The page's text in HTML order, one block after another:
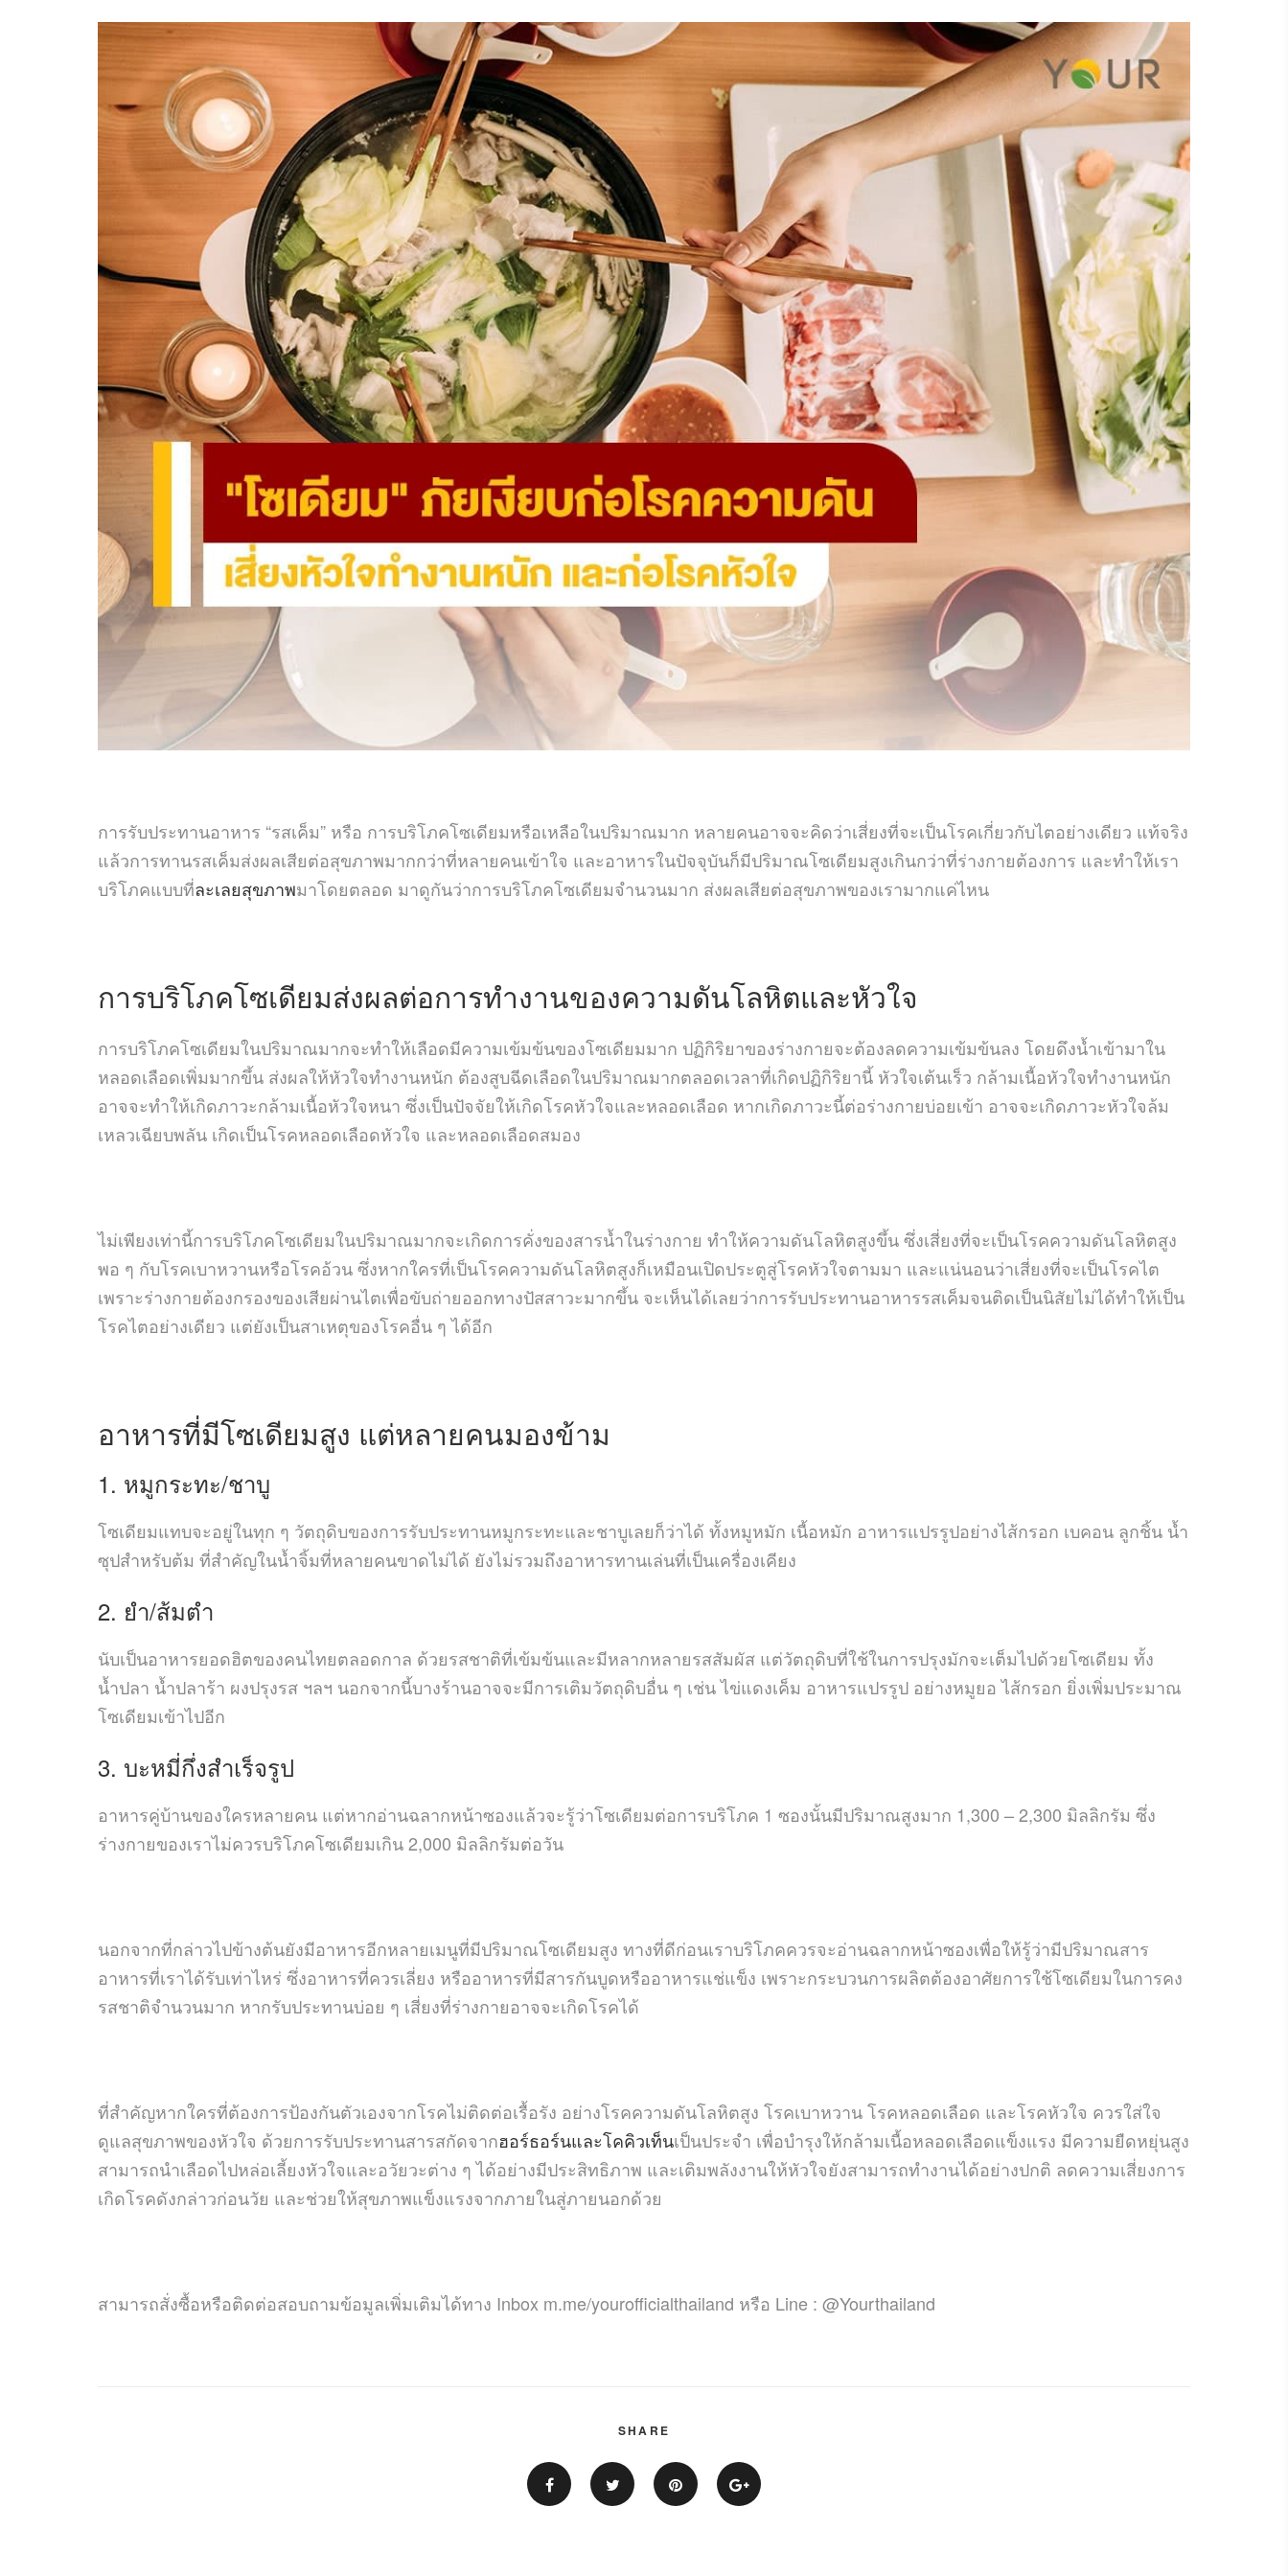
การรับประทานอาหาร “รสเค็ม” หรือ การบริโภคโซเดียมหรือเหลือในปริมาณมาก หลายคนอาจจะคิดว่าเสี่ยงที่จะเป็นโรคเกี่ยวกับไตอย่างเดียว แท้จริง
แล้วการทานรสเค็มส่งผลเสียต่อสุขภาพมากกว่าที่หลายคนเข้าใจ และอาหารในปัจจุบันก็มีปริมาณโซเดียมสูงเกินกว่าที่ร่างกายต้องการ และทำให้เรา
บริโภคแบบที่ละเลยสุขภาพมาโดยตลอด มาดูกันว่าการบริโภคโซเดียมจำนวนมาก ส่งผลเสียต่อสุขภาพของเรามากแค่ไหน
การบริโภคโซเดียมส่งผลต่อการทำงานของความดันโลหิตและหัวใจ
การบริโภคโซเดียมในปริมาณมากจะทำให้เลือดมีความเข้มข้นของโซเดียมมาก ปฏิกิริยาของร่างกายจะต้องลดความเข้มข้นลง โดยดึงน้ำเข้ามาใน
หลอดเลือดเพิ่มมากขึ้น ส่งผลให้หัวใจทำงานหนัก ต้องสูบฉีดเลือดในปริมาณมากตลอดเวลาที่เกิดปฏิกิริยานี้ หัวใจเต้นเร็ว กล้ามเนื้อหัวใจทำงานหนัก
อาจจะทำให้เกิดภาวะกล้ามเนื้อหัวใจหนา ซึ่งเป็นปัจจัยให้เกิดโรคหัวใจและหลอดเลือด หากเกิดภาวะนี้ต่อร่างกายบ่อยเข้า อาจจะเกิดภาวะหัวใจล้ม
เหลวเฉียบพลัน เกิดเป็นโรคหลอดเลือดหัวใจ และหลอดเลือดสมอง
ไม่เพียงเท่านี้การบริโภคโซเดียมในปริมาณมากจะเกิดการคั่งของสารน้ำในร่างกาย ทำให้ความดันโลหิตสูงขึ้น ซึ่งเสี่ยงที่จะเป็นโรคความดันโลหิตสูง
พอ ๆ กับโรคเบาหวานหรือโรคอ้วน ซึ่งหากใครที่เป็นโรคความดันโลหิตสูงก็เหมือนเปิดประตูสู่โรคหัวใจตามมา และแน่นอนว่าเสี่ยงที่จะเป็นโรคไต
เพราะร่างกายต้องกรองของเสียผ่านไตเพื่อขับถ่ายออกทางปัสสาวะมากขึ้น จะเห็นได้เลยว่าการรับประทานอาหารรสเค็มจนติดเป็นนิสัยไม่ได้ทำให้เป็น
โรคไตอย่างเดียว แต่ยังเป็นสาเหตุของโรคอื่น ๆ ได้อีก
อาหารที่มีโซเดียมสูง แต่หลายคนมองข้าม
1. หมูกระทะ/ชาบู
โซเดียมแทบจะอยู่ในทุก ๆ วัตถุดิบของการรับประทานหมูกระทะและชาบูเลยก็ว่าได้ ทั้งหมูหมัก เนื้อหมัก อาหารแปรรูปอย่างไส้กรอก เบคอน ลูกชิ้น น้ำ
ซุปสำหรับต้ม ที่สำคัญในน้ำจิ้มที่หลายคนขาดไม่ได้ ยังไม่รวมถึงอาหารทานเล่นที่เป็นเครื่องเคียง
2. ยำ/ส้มตำ
นับเป็นอาหารยอดฮิตของคนไทยตลอดกาล ด้วยรสชาติที่เข้มข้นและมีหลากหลายรสสัมผัส แต่วัตถุดิบที่ใช้ในการปรุงมักจะเต็มไปด้วยโซเดียม ทั้ง
น้ำปลา น้ำปลาร้า ผงปรุงรส ฯลฯ นอกจากนี้บางร้านอาจจะมีการเติมวัตถุดิบอื่น ๆ เช่น ไข่แดงเค็ม อาหารแปรรูป อย่างหมูยอ ไส้กรอก ยิ่งเพิ่มประมาณ
โซเดียมเข้าไปอีก
3. บะหมี่กึ่งสำเร็จรูป
อาหารคู่บ้านของใครหลายคน แต่หากอ่านฉลากหน้าซองแล้วจะรู้ว่าโซเดียมต่อการบริโภค 1 ซองนั้นมีปริมาณสูงมาก 1,300 – 2,300 มิลลิกรัม ซึ่ง
ร่างกายของเราไม่ควรบริโภคโซเดียมเกิน 2,000 มิลลิกรัมต่อวัน
นอกจากที่กล่าวไปข้างต้นยังมีอาหารอีกหลายเมนูที่มีปริมาณโซเดียมสูง ทางที่ดีก่อนเราบริโภคควรจะอ่านฉลากหน้าซองเพื่อให้รู้ว่ามีปริมาณสาร
อาหารที่เราได้รับเท่าไหร่ ซึ่งอาหารที่ควรเลี่ยง หรืออาหารที่มีสารกันบูดหรืออาหารแช่แข็ง เพราะกระบวนการผลิตต้องอาศัยการใช้โซเดียมในการคง
รสชาติจำนวนมาก หากรับประทานบ่อย ๆ เสี่ยงที่ร่างกายอาจจะเกิดโรคได้
ที่สำคัญหากใครที่ต้องการป้องกันตัวเองจากโรคไม่ติดต่อเรื้อรัง อย่างโรคความดันโลหิตสูง โรคเบาหวาน โรคหลอดเลือด และโรคหัวใจ ควรใส่ใจ
ดูแลสุขภาพของหัวใจ ด้วยการรับประทานสารสกัดจากฮอร์ธอร์นและโคคิวเท็นเป็นประจำ เพื่อบำรุงให้กล้ามเนื้อหลอดเลือดแข็งแรง มีความยืดหยุ่นสูง
สามารถนำเลือดไปหล่อเลี้ยงหัวใจและอวัยวะต่าง ๆ ได้อย่างมีประสิทธิภาพ และเติมพลังงานให้หัวใจยังสามารถทำงานได้อย่างปกติ ลดความเสี่ยงการ
เกิดโรคดังกล่าวก่อนวัย และช่วยให้สุขภาพแข็งแรงจากภายในสู่ภายนอกด้วย
สามารถสั่งซื้อหรือติดต่อสอบถามข้อมูลเพิ่มเติมได้ทาง Inbox m.me/yourofficialthailand หรือ Line : @Yourthailand
SHARE